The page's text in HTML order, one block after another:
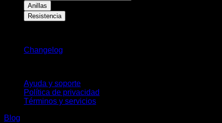
Anillas
Resistencia
Changelog
Ayuda y soporte
Política de privacidad
Términos y servicios
Blog